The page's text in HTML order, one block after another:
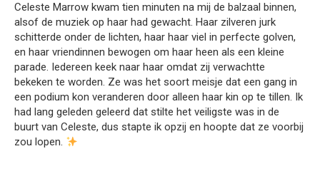
Celeste Marrow kwam tien minuten na mij de balzaal binnen,
alsof de muziek op haar had gewacht. Haar zilveren jurk
schitterde onder de lichten, haar haar viel in perfecte golven,
en haar vriendinnen bewogen om haar heen als een kleine
parade. Iedereen keek naar haar omdat zij verwachtte
bekeken te worden. Ze was het soort meisje dat een gang in
een podium kon veranderen door alleen haar kin op te tillen. Ik
had lang geleden geleerd dat stilte het veiligste was in de
buurt van Celeste, dus stapte ik opzij en hoopte dat ze voorbij
zou lopen.